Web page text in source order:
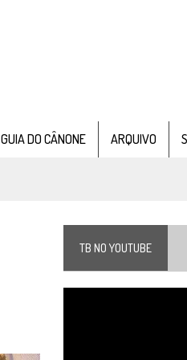
GUIA DO CÂNONE ARQUIVO
TB NO YOUTUBE